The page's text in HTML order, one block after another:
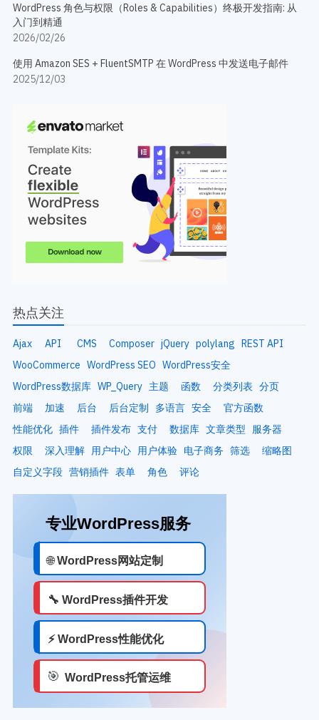
WordPress 角色与权限（Roles & Capabilities）终极开发指南: 从
入门到精通
2026/02/26
使用 Amazon SES + FluentSMTP 在 WordPress 中发送电子邮件
2025/12/03
热点关注
Ajax API CMS Composer jQuery polylang REST API
WooCommerce WordPress SEO WordPress安全
WordPress数据库 WP_Query 主题 函数 分类列表 分页
前端
加速 后台 后台定制 多语言 安全
官方函数
性能优化 插件 插件发布 支付 数据库 文章类型
服务器
权限
深入理解 用户中心 用户体验 电子商务 筛选
缩略图
自定义字段 营销插件 表单 角色 评论